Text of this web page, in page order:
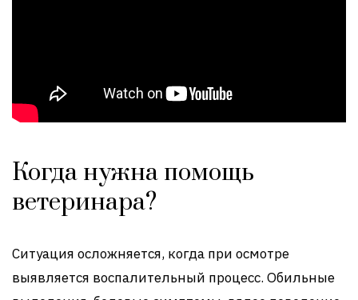
Когда нужна помощь
ветеринара?
Ситуация осложняется, когда при осмотре
выявляется воспалительный процесс. Обильные